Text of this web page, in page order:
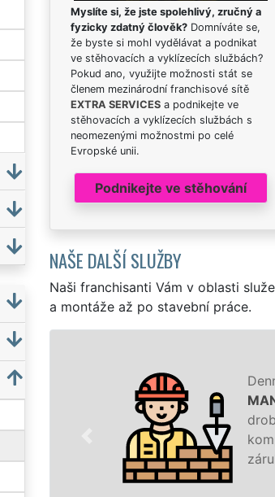
Myslíte si, že jste spolehlivý, zručný a
fyzicky zdatný člověk?Domníváte se,
že byste si mohl vydělávat a podnikat
ve stěhovacích a vyklízecích službách?
Pokud ano, využijte možnosti stát se
členem mezinárodní franchisové sítě
EXTRA SERVICESa podnikejte ve
stěhovacích a vyklízecích službách s
neomezenými možnostmi po celé
Evropské unii.
Podnikejte ve stěhování
NAŠE DALŠÍ SLUŽBY
Naši franchisanti Vám v oblasti
a montáže až po stavební práce.